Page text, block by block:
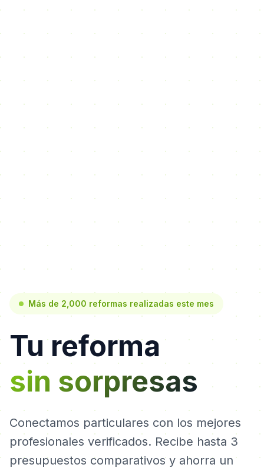
Más de 2,000 reformas realizadas este mes
Tu reforma
sin sorpresas
Conectamos particulares con los mejores
profesionales verificados. Recibe hasta 3
presupuestos comparativos y ahorra un